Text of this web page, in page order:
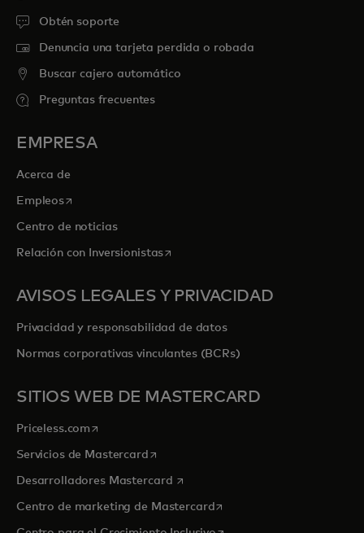
Obtén soporte
Denuncia una tarjeta perdida o robada
Buscar cajero automático
Preguntas frecuentes
EMPRESA
Acerca de
Empleosse abre en una pestaña nueva
Centro de noticias
Relación con Inversionistasse abre en una pestaña nueva
AVISOS LEGALES Y PRIVACIDAD
Privacidad y responsabilidad de datos
Normas corporativas vinculantes (BCRs)
SITIOS WEB DE MASTERCARD
Priceless.com se abre en una pestaña nueva
Servicios de Mastercardse abre en una pestaña nueva
Desarrolladores Mastercard se abre en una pestaña nueva
Centro de marketing de Mastercardse abre en una pestaña